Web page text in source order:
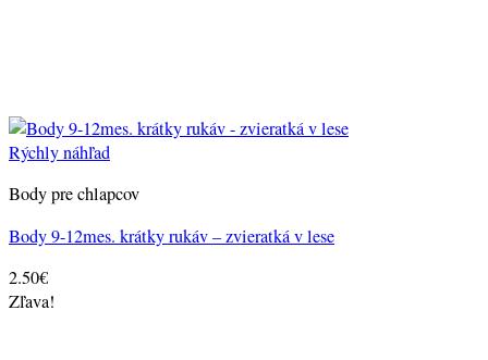
Rýchly náhľad
Body pre chlapcov
Body 9-12mes. krátky rukáv – zvieratká v lese
2.50€
Zľava!